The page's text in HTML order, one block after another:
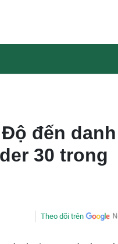
đến danh
30 trong
Theo dõi trên